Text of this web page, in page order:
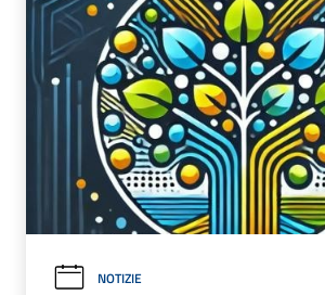
NOTIZIE